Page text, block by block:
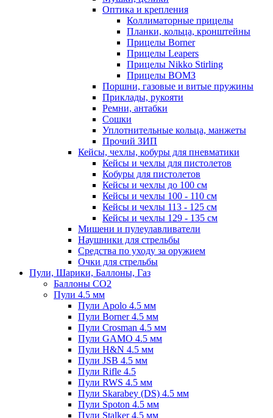
Оптика и крепления
Коллиматорные прицелы
Планки, кольца, кронштейны
Прицелы Borner
Прицелы Leapers
Прицелы Nikko Stirling
Прицелы ВОМЗ
Поршни, газовые и витые пружины
Приклады, рукояти
Ремни, антабки
Сошки
Уплотнительные кольца, манжеты
Прочий ЗИП
Кейсы, чехлы, кобуры для пневматики
Кейсы и чехлы для пистолетов
Кобуры для пистолетов
Кейсы и чехлы до 100 см
Кейсы и чехлы 100 - 110 см
Кейсы и чехлы 113 - 125 см
Кейсы и чехлы 129 - 135 см
Мишени и пулеулавливатели
Наушники для стрельбы
Средства по уходу за оружием
Очки для стрельбы
Пули, Шарики, Баллоны, Газ
Баллоны CO2
Пули 4.5 мм
Пули Apolo 4.5 мм
Пули Borner 4.5 мм
Пули Crosman 4.5 мм
Пули GAMO 4.5 мм
Пули H&N 4.5 мм
Пули JSB 4.5 мм
Пули Rifle 4.5
Пули RWS 4.5 мм
Пули Skarabey (DS) 4.5 мм
Пули Spoton 4.5 мм
Пули Stalker 4.5 мм